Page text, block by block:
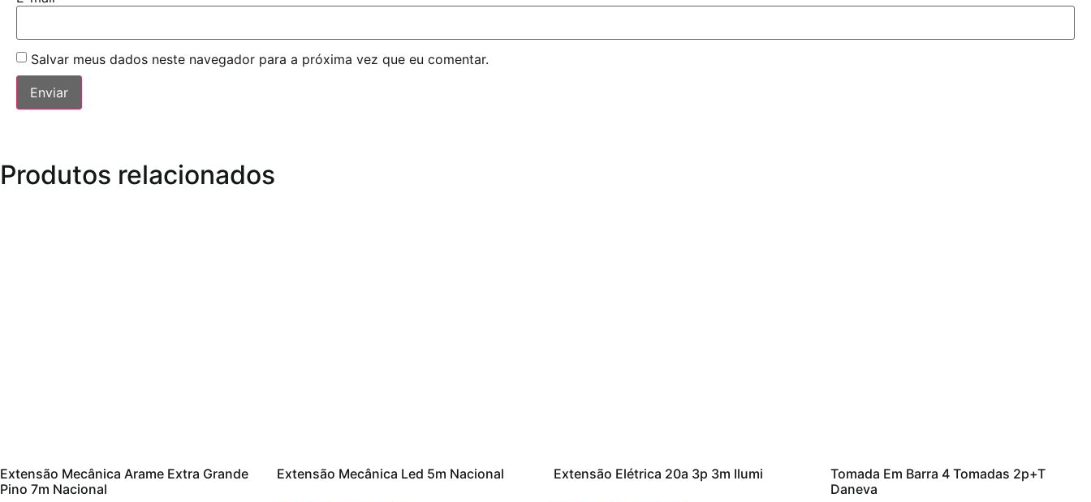
Salvar meus dados neste navegador para a próxima vez que eu comentar.
Produtos relacionados
Extensão Mecânica Arame Extra Grande
Pino 7m Nacional
Extensão Mecânica Led 5m Nacional Extensão Elétrica 20a 3p 3m Ilumi
Tomada Em Barra 4 Tomadas 2p+T
Daneva